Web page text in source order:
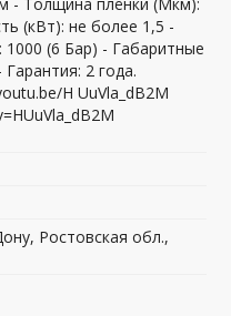
(кВт): не более 1,5 -
1000 (6 Бар) - Габаритные
2 года.
H UuVla_dB2M
Ростовская обл.,